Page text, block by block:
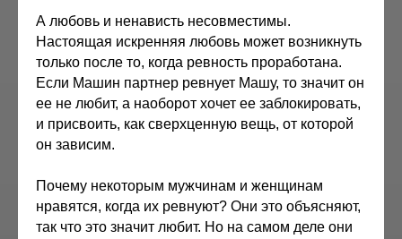
А любовь и ненависть несовместимы.
Настоящая искренняя любовь может возникнуть
только после то, когда ревность проработана.
Если Машин партнер ревнует Машу, то значит он
ее не любит, а наоборот хочет ее заблокировать,
и присвоить, как сверхценную вещь, от которой
он зависим.
Почему некоторым мужчинам и женщинам
нравятся, когда их ревнуют? Они это объясняют,
так что это значит любит. Но на самом деле они